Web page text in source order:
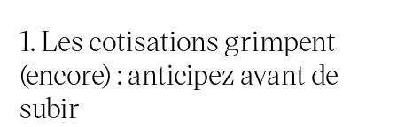
1. Les cotisations grimpent
(encore) : anticipez avant de
subir